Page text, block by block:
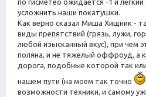
по гисметео ожидается -1 и
усложнить наши покатушки.
Как верно сказал Миша Хищник -
виды препятствий (грязь, лужи,
любой изысканный вкус), при чем
поляна, и не тяжелый оффроуд, а
дорога, подобные которой так
нашем пути (на моем так точно
возможности техники, и самому